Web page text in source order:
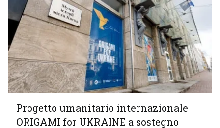
Progetto umanitario internazionale
ORIGAMI for UKRAINE a sostegno